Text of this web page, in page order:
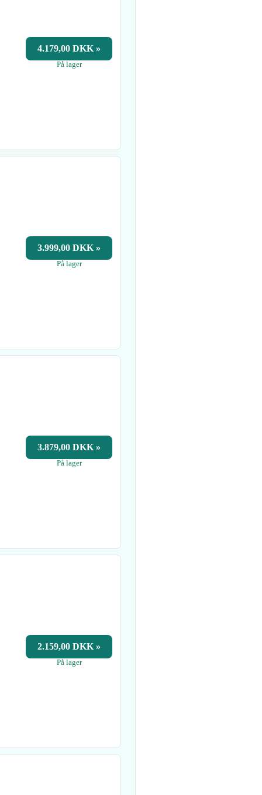
4.179,00 DKK »
På lager
3.999,00 DKK »
På lager
3.879,00 DKK »
På lager
2.159,00 DKK »
På lager